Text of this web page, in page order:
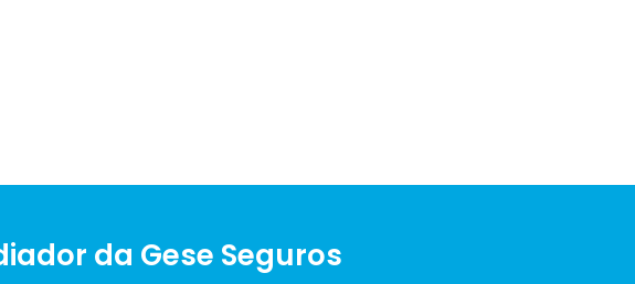
da Gese Seguros